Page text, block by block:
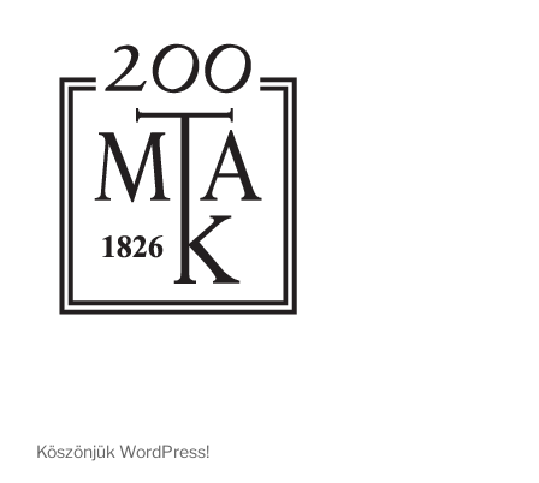
Köszönjük WordPress!